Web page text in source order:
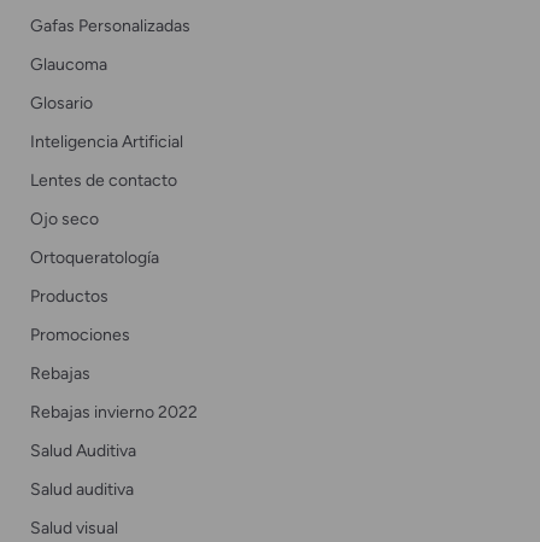
Gafas Personalizadas
Glaucoma
Glosario
Inteligencia Artificial
Lentes de contacto
Ojo seco
Ortoqueratología
Productos
Promociones
Rebajas
Rebajas invierno 2022
Salud Auditiva
Salud auditiva
Salud visual